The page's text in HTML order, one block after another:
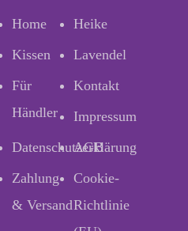
Home
Heike
Kissen
Lavendel
Für
Händler
Kontakt
Impressum
Datenschutzerklärung
AGB
Zahlung
& Versand
Cookie-
Richtlinie